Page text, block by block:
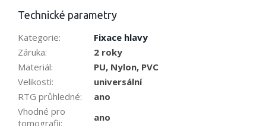
Technické parametry
Kategorie:
Fixace hlavy
Záruka:
2 roky
Materiál:
PU, Nylon, PVC
Velikosti:
universální
RTG průhledné:
ano
Vhodné pro
tomografii:
ano